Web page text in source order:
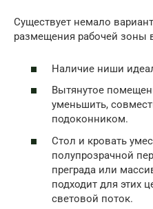
Существует немало
размещения рабочей зоны
Наличие ниши
Вытянутое
уменьшить,
подоконником.
Стол и кровать
полупрозрачной
преграда или
подходит для этих
световой поток.